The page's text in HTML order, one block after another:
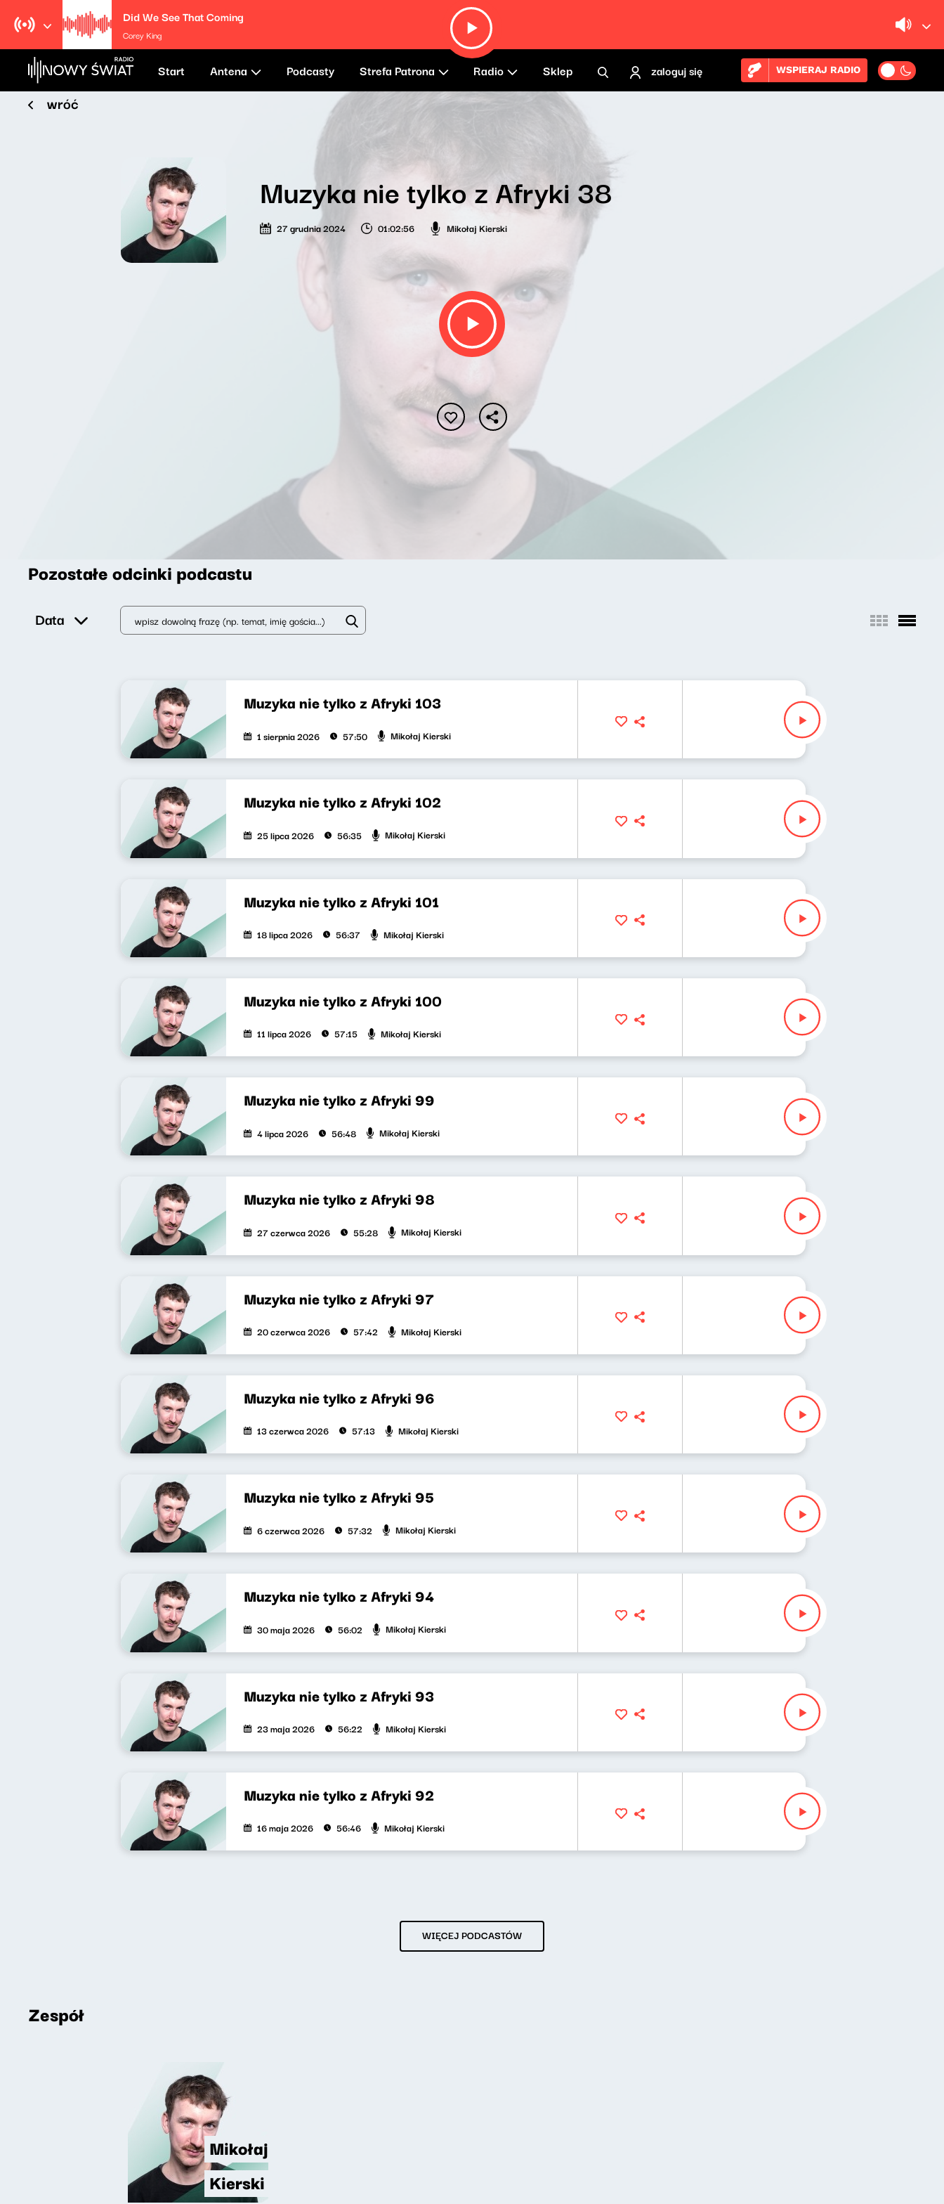
Did We See That Coming
Corey King
Start Antena Podcasty Strefa Patrona Radio Sklep zaloguj się WSPIERAJ RADIO
wróć
Muzyka nie tylko z Afryki 38
27 grudnia 2024 01:02:56 Mikołaj Kierski
Pozostałe odcinki podcastu
Data
Muzyka nie tylko z Afryki 103
1 sierpnia 2026 57:50 Mikołaj Kierski
Muzyka nie tylko z Afryki 102
25 lipca 2026 56:35 Mikołaj Kierski
Muzyka nie tylko z Afryki 101
18 lipca 2026 56:37 Mikołaj Kierski
Muzyka nie tylko z Afryki 100
11 lipca 2026 57:15 Mikołaj Kierski
Muzyka nie tylko z Afryki 99
4 lipca 2026 56:48 Mikołaj Kierski
Muzyka nie tylko z Afryki 98
27 czerwca 2026 55:28 Mikołaj Kierski
Muzyka nie tylko z Afryki 97
20 czerwca 2026 57:42 Mikołaj Kierski
Muzyka nie tylko z Afryki 96
13 czerwca 2026 57:13 Mikołaj Kierski
Muzyka nie tylko z Afryki 95
6 czerwca 2026 57:32 Mikołaj Kierski
Muzyka nie tylko z Afryki 94
30 maja 2026 56:02 Mikołaj Kierski
Muzyka nie tylko z Afryki 93
23 maja 2026 56:22 Mikołaj Kierski
Muzyka nie tylko z Afryki 92
16 maja 2026 56:46 Mikołaj Kierski
WIĘCEJ PODCASTÓW
Zespół
Mikołaj
Kierski